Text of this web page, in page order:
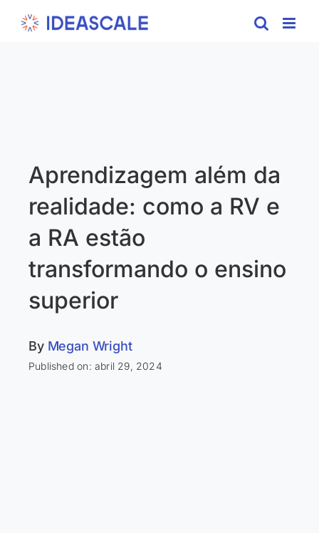
Aprendizagem além da
realidade: como a RV e
a RA estão
transformando o ensino
superior
By Megan Wright
Published on: abril 29, 2024